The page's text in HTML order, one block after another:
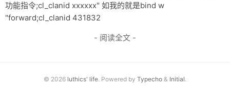
OI
功能指令;cl_clanid xxxxxx" 如我的就是bind w
"forward;cl_clanid 431832
- 阅读全文 -
© 2026 luthics' life. Powered by Typecho & Initial.